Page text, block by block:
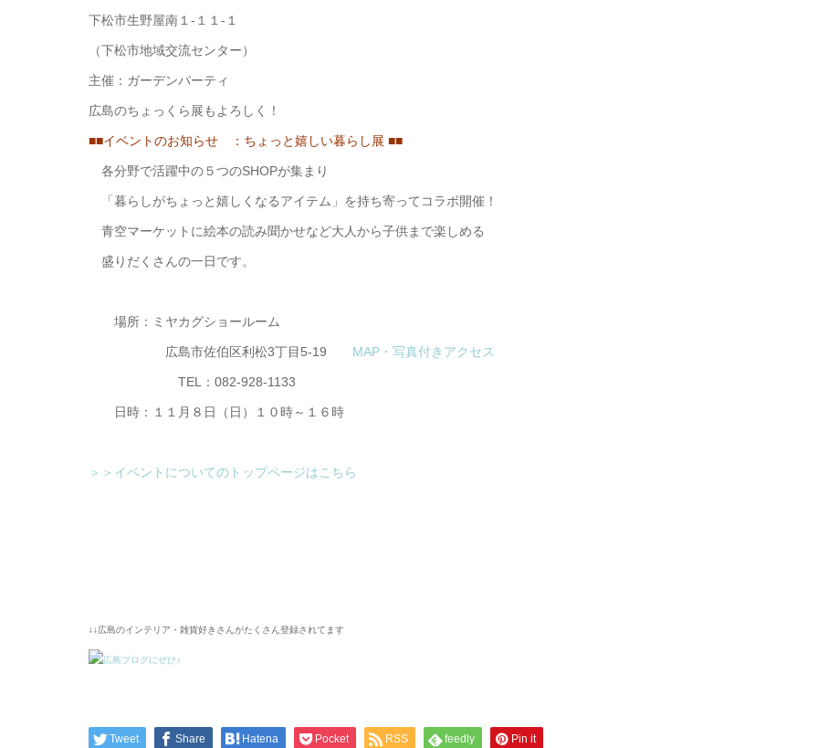
下松市生野屋南１-１１-１
（下松市地域交流センター）
主催：ガーデンパーティ
広島のちょっくら展もよろしく！
■■イベントのお知らせ ：ちょっと嬉しい暮らし展 ■■
各分野で活躍中の５つのSHOPが集まり
「暮らしがちょっと嬉しくなるアイテム」を持ち寄ってコラボ開催！
青空マーケットに絵本の読み聞かせなど大人から子供まで楽しめる
盛りだくさんの一日です。
場所：ミヤカグショールーム
広島市佐伯区利松3丁目5-19 MAP・写真付きアクセス
TEL：082-928-1133
日時：１１月８日（日）１０時～１６時
＞＞イベントについてのトップページはこちら
↓↓広島のインテリア・雑貨好きさんがたくさん登録されてます
Tweet Share Hatena Pocket RSS feedly Pin it